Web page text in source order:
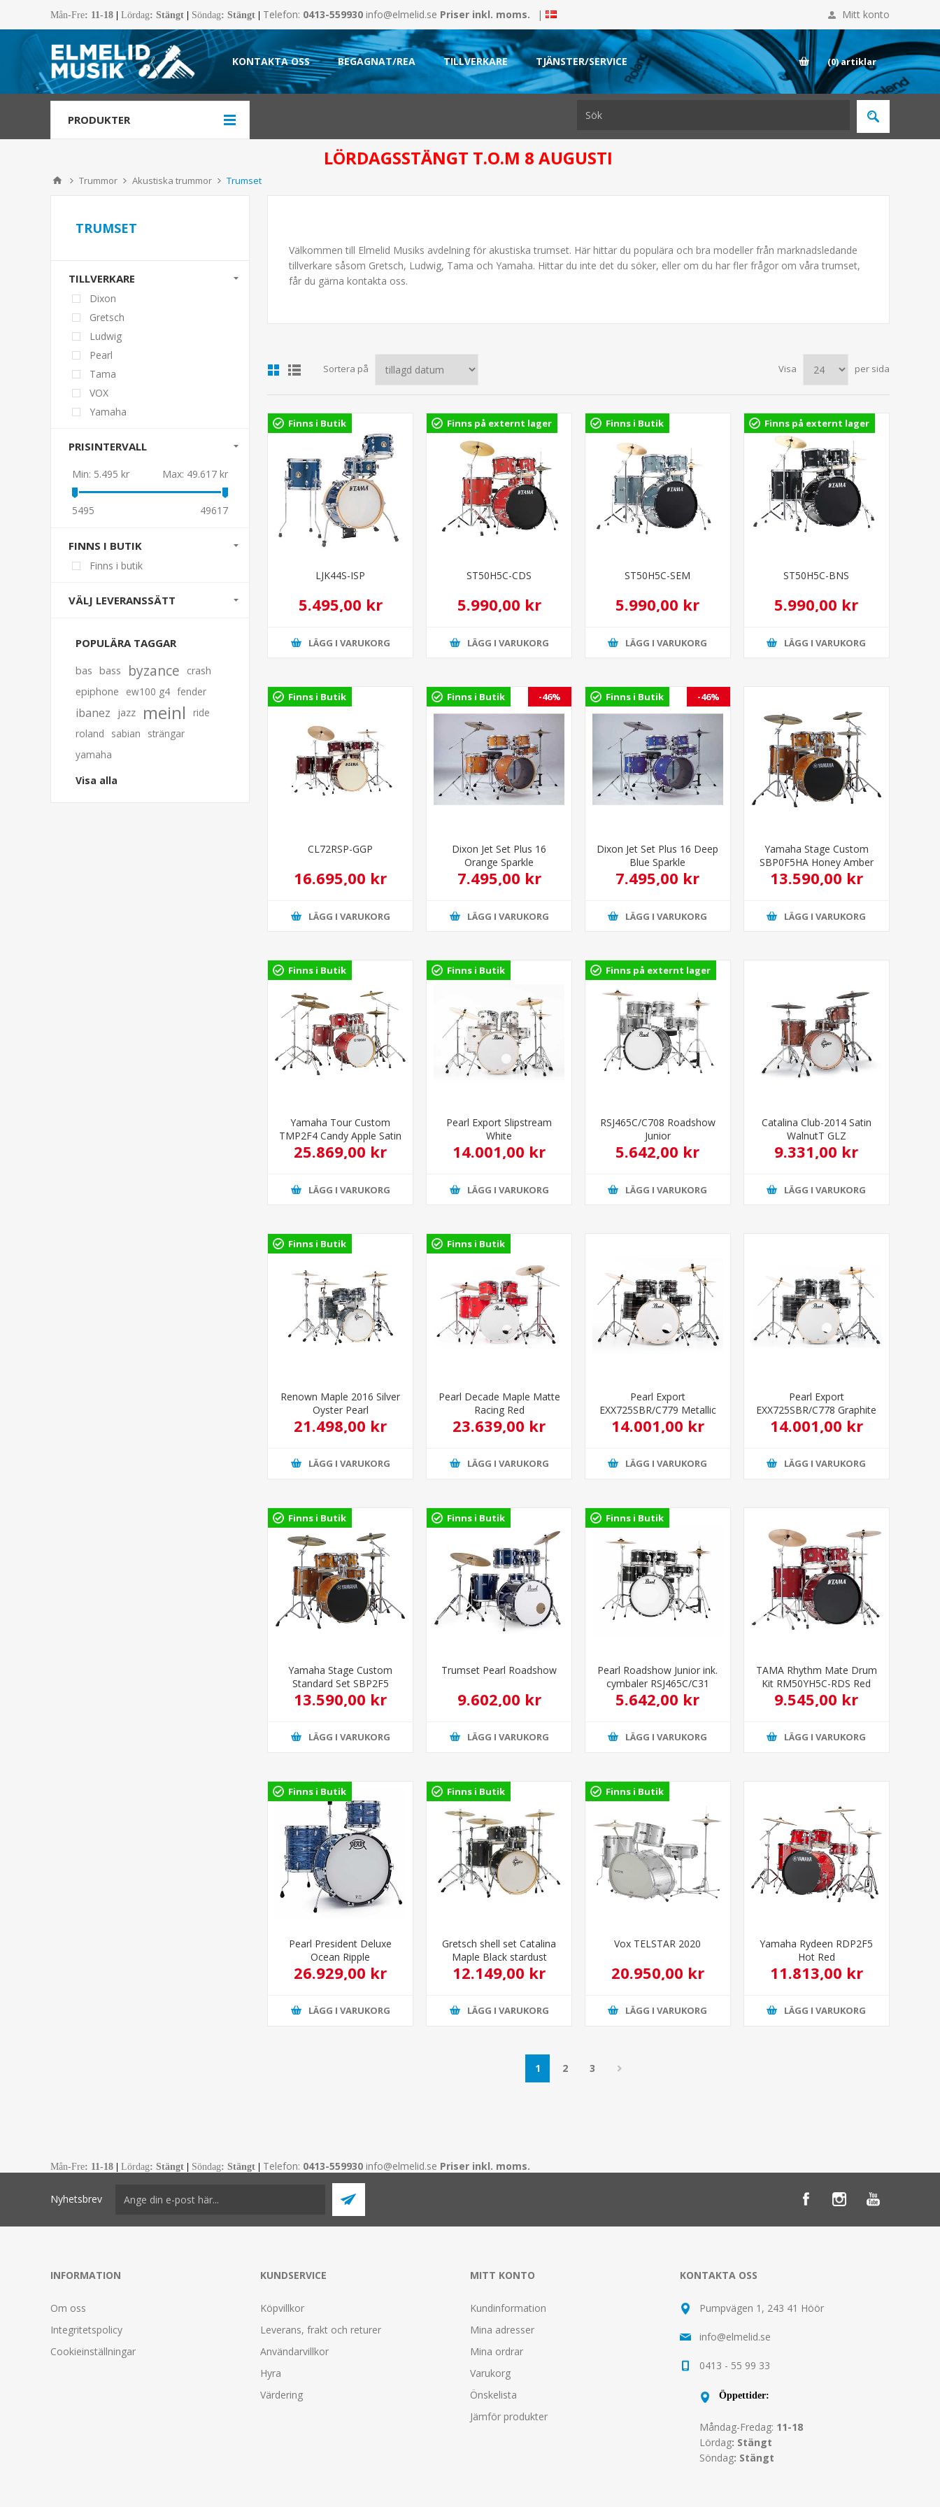
Mån-Fre: 11-18 Lördag: Stängt Söndag: Stängt Telefon: 0413-559930 info@elmelid.se Priser inkl. moms. | Mitt konto
KONTAKTA OSS BEGAGNAT/REA TILLVERKARE TJÄNSTER/SERVICE (0)artiklar
PRODUKTER
LÖRDAGSSTÄNGT T.O.M 8 AUGUSTI
Trummor Akustiska trummor Trumset
Välkommen till Elmelid Musiks avdelning för akustiska trumset. Här hittar du populära och bra modeller från marknadsledande
tillverkare såsom Gretsch, Ludwig, Tama och Yamaha. Hittar du inte det du söker, eller om du har fler frågor om våra trumset,
får du gärna kontakta oss.
Sortera på Visa per sida
Finns i Butik
LJK44S-ISP
5.495,00 kr
LÄGG I VARUKORG
Finns på externt lager
ST50H5C-CDS
5.990,00 kr
LÄGG I VARUKORG
Finns i Butik
ST50H5C-SEM
5.990,00 kr
LÄGG I VARUKORG
Finns på externt lager
ST50H5C-BNS
5.990,00 kr
LÄGG I VARUKORG
Finns i Butik
CL72RSP-GGP
16.695,00 kr
LÄGG I VARUKORG
-46%
Finns i Butik
Dixon Jet Set Plus 16
Orange Sparkle
7.495,00 kr
LÄGG I VARUKORG
-46%
Finns i Butik
Dixon Jet Set Plus 16 Deep
Blue Sparkle
7.495,00 kr
LÄGG I VARUKORG
Yamaha Stage Custom
SBP0F5HA Honey Amber
13.590,00 kr
LÄGG I VARUKORG
Finns i Butik
Yamaha Tour Custom
TMP2F4 Candy Apple Satin
25.869,00 kr
LÄGG I VARUKORG
Finns i Butik
Pearl Export Slipstream
White
14.001,00 kr
LÄGG I VARUKORG
Finns på externt lager
RSJ465C/C708 Roadshow
Junior
5.642,00 kr
LÄGG I VARUKORG
Catalina Club-2014 Satin
WalnutT GLZ
9.331,00 kr
LÄGG I VARUKORG
Finns i Butik
Renown Maple 2016 Silver
Oyster Pearl
21.498,00 kr
LÄGG I VARUKORG
Finns i Butik
Pearl Decade Maple Matte
Racing Red
23.639,00 kr
LÄGG I VARUKORG
Pearl Export
EXX725SBR/C779 Metallic
Amethyst Twist
14.001,00 kr
LÄGG I VARUKORG
Pearl Export
EXX725SBR/C778 Graphite
Silver Twist
14.001,00 kr
LÄGG I VARUKORG
Finns i Butik
Yamaha Stage Custom
Standard Set SBP2F5
Honey Amber Med
hardware HW-600 serien
13.590,00 kr
LÄGG I VARUKORG
Finns i Butik
Trumset Pearl Roadshow
9.602,00 kr
LÄGG I VARUKORG
Finns i Butik
Pearl Roadshow Junior ink.
cymbaler RSJ465C/C31
5.642,00 kr
LÄGG I VARUKORG
TAMA Rhythm Mate Drum
Kit RM50YH5C-RDS Red
Stream
9.545,00 kr
LÄGG I VARUKORG
Finns i Butik
Pearl President Deluxe
Ocean Ripple
26.929,00 kr
LÄGG I VARUKORG
Finns i Butik
Gretsch shell set Catalina
Maple Black stardust
12.149,00 kr
LÄGG I VARUKORG
Finns i Butik
Vox TELSTAR 2020
20.950,00 kr
LÄGG I VARUKORG
Yamaha Rydeen RDP2F5
Hot Red
11.813,00 kr
LÄGG I VARUKORG
1 2 3
TRUMSET
TILLVERKARE
Dixon
Gretsch
Ludwig
Pearl
Tama
VOX
Yamaha
PRISINTERVALL
Min: 5.495 kr Max: 49.617 kr
5495 49617
FINNS I BUTIK
Finns i butik
VÄLJ LEVERANSSÄTT
POPULÄRA TAGGAR
bas bass byzance
crash
epiphone
ew100 g4 fender
ibanez jazz meinl
ride
roland
sabian
strängar
yamaha
Visa alla
Mån-Fre: 11-18 Lördag: Stängt Söndag: Stängt Telefon: 0413-559930 info@elmelid.se Priser inkl. moms.
Nyhetsbrev
INFORMATION
Om oss
Integritetspolicy
Cookieinställningar
KUNDSERVICE
Köpvillkor
Leverans, frakt och returer
Användarvillkor
Hyra
Värdering
MITT KONTO
Kundinformation
Mina adresser
Mina ordrar
Varukorg
Önskelista
Jämför produkter
KONTAKTA OSS
Pumpvägen 1, 243 41 Höör
info@elmelid.se
0413 - 55 99 33
Öppettider:
Måndag-Fredag: 11-18
Lördag: Stängt
Söndag: Stängt